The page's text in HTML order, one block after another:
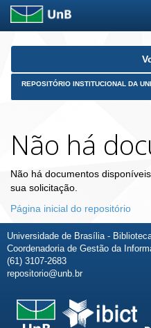
Skip
REPOSITÓRIO INSTITUCIONAL DA
Não há
Não há documentos
sua solicitação.
Página inicial do repositório
Universidade de Brasília -
Coordenadoria de Gestão da
(61) 3107-2683
repositorio@unb.br